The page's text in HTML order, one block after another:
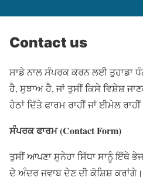
Contact us
ਸਾਡੇ ਨਾਲ ਸੰਪਰਕ ਕਰਨ ਲਈ ਤੁਹਾਡਾ
ਹੈ, ਸੁਝਾਅ ਹੈ, ਜਾਂ ਤੁਸੀਂ ਕਿਸੇ ਵਿਸ਼ੇਸ਼
ਹੇਠਾਂ ਦਿੱਤੇ ਫਾਰਮ ਰਾਹੀਂ ਜਾਂ ਈਮੇਲ
ਸੰਪਰਕ ਫਾਰਮ (Contact Form)
ਤੁਸੀਂ ਆਪਣਾ ਸੁਨੇਹਾ ਸਿੱਧਾ ਸਾਨੂੰ ਇੱਥੇ
ਦੇ ਅੰਦਰ ਜਵਾਬ ਦੇਣ ਦੀ ਕੋਸ਼ਿਸ਼ ਕਰਾਂਗੇ।